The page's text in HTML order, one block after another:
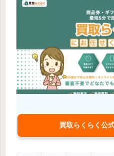
買取らくらく公